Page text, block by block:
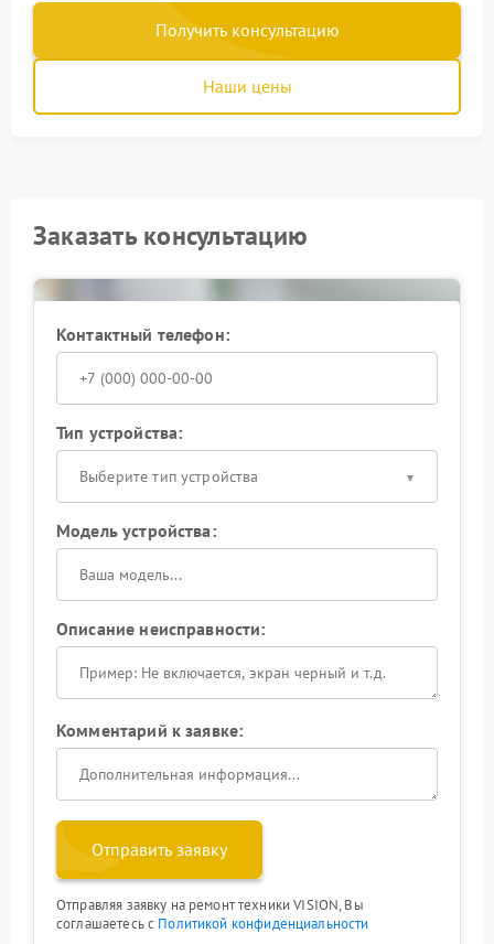
Получить консультацию
Наши цены
Заказать консультацию
Контактный телефон:
Тип устройства:
Выберите тип устройства
Модель устройства:
Описание неисправности:
Комментарий к заявке:
Отправить заявку
Отправляя заявку на ремонт техники VISION, Вы
соглашаетесь с Политикой конфиденциальности